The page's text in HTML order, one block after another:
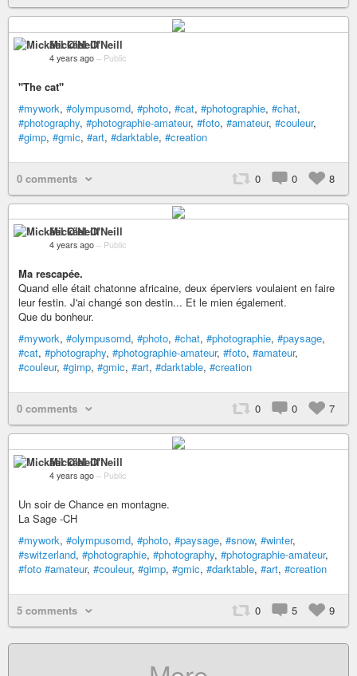
Mickäel O'Neill
4 years ago – Public
"The cat"
#mywork, #olympusomd, #photo, #cat, #photographie, #chat,
#photography, #photographie-amateur, #foto, #amateur, #couleur,
#gimp, #gmic, #art, #darktable, #creation
0 comments 0 0 8
Mickäel O'Neill
4 years ago – Public
Ma rescapée.
Quand elle était chatonne africaine, deux éperviers voulaient en faire
leur festin. J'ai changé son destin... Et le mien également.
Que du bonheur.
#mywork, #olympusomd, #photo, #chat, #photographie, #paysage,
#cat, #photography, #photographie-amateur, #foto, #amateur,
#couleur, #gimp, #gmic, #art, #darktable, #creation
0 comments 0 0 7
Mickäel O'Neill
4 years ago – Public
Un soir de Chance en montagne.
La Sage -CH
#mywork, #olympusomd, #photo, #paysage, #snow, #winter,
#switzerland, #photographie, #photography, #photographie-amateur,
#foto #amateur, #couleur, #gimp, #gmic, #darktable, #art, #creation
5 comments 0 5 9